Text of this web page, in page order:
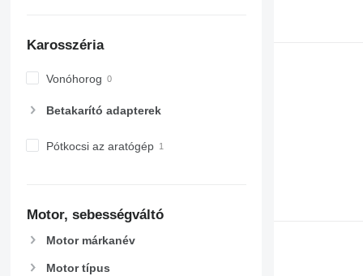
Karosszéria
Vonóhorog
Betakarító adapterek
Pótkocsi az aratógép
Motor, sebességváltó
Motor márkanév
Motor típus